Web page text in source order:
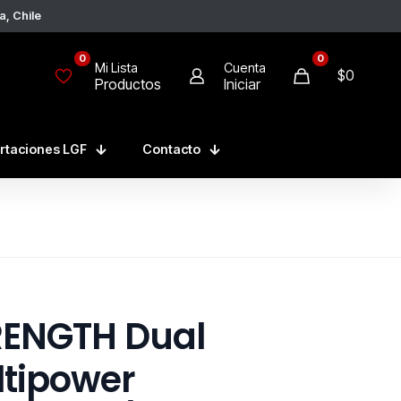
Chile
0
Mi Lista
Productos
Cuenta
Iniciar
0
$0
LGF Contacto
Dual